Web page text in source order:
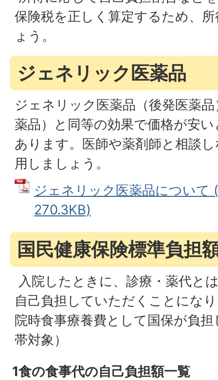
保険税を正しく算定するため、
ょう。
ジェネリック医薬品
ジェネリック医薬品（後発医薬
薬品）と同等の効果で価格が安
あります。医師や薬剤師と相談
用しましょう。
ジェネリック医薬品について
270.3KB)
国民健康保険標準負担
入院したときに、診療・薬代と
自己負担していただくことにな
院時食事療養費として国保が負
帯対象）
1食の食事代の自己負担額一覧